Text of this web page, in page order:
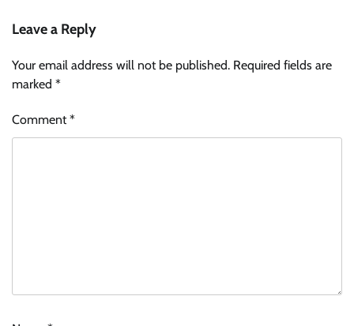
Leave a Reply
Your email address will not be published. Required fields are
marked *
Comment*